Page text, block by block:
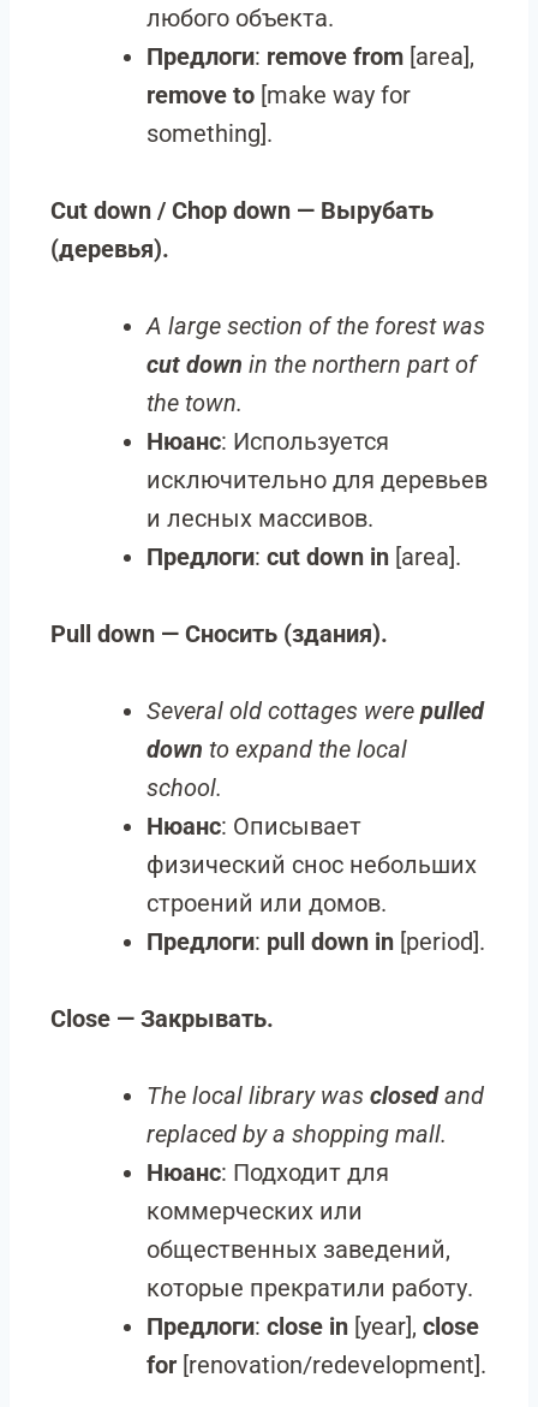
любого объекта.
Предлоги: remove from [area],
remove to [make way for
something].
Cut down / Chop down — Вырубать
(деревья).
A large section of the forest was
cut down in the northern part of
the town.
Нюанс: Используется
исключительно для деревьев
и лесных массивов.
Предлоги: cut down in [area].
Pull down — Сносить (здания).
Several old cottages were pulled
down to expand the local
school.
Нюанс: Описывает
физический снос небольших
строений или домов.
Предлоги: pull down in [period].
Close — Закрывать.
The local library was closedand
replaced by a shopping mall.
Нюанс: Подходит для
коммерческих или
общественных заведений,
которые прекратили работу.
Предлоги: close in [year], close
for [renovation/redevelopment].